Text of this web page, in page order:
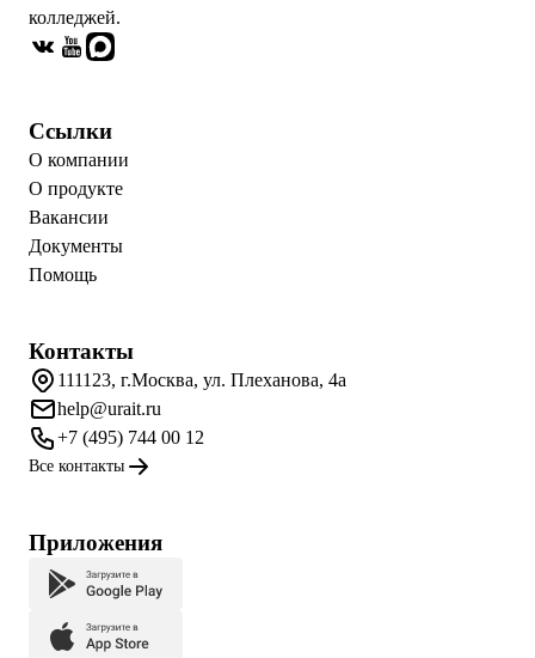
колледжей.
Ссылки
О компании
О продукте
Вакансии
Документы
Помощь
Контакты
111123, г.Москва, ул. Плеханова, 4а
help@urait.ru
+7 (495) 744 00 12
Все контакты
Приложения